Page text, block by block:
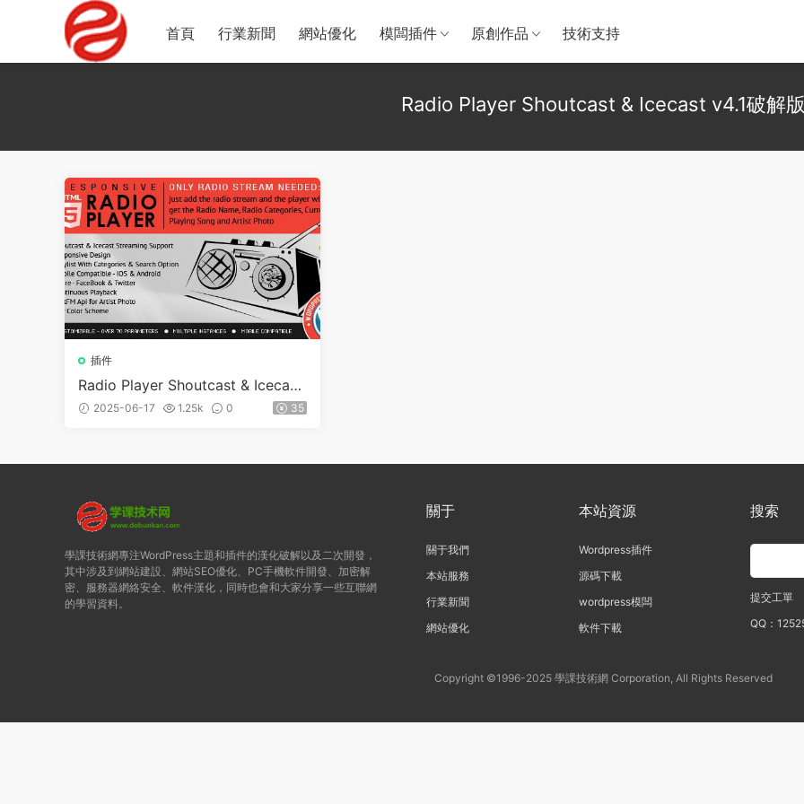
首頁 行業新聞 網站優化 模闆插件 原創作品 技術支持
Radio Player Shoutcast & Icecast v4.1破解版
插件
Radio Player Shoutcast & Icecast
v4.4.8無限制版
2025-06-17 1.25k 0 35
學課技術網專注WordPress主題和插件的漢化破解以及二次開發，
其中涉及到網站建設、網站SEO優化、PC手機軟件開發、加密解
密、服務器網絡安全、軟件漢化，同時也會和大家分享一些互聯網
的學習資料。
關于
關于我們
本站服務
行業新聞
網站優化
本站資源
Wordpress插件
源碼下載
wordpress模闆
軟件下載
搜索
提交工單
QQ：
Copyright ©1996-2025 學課技術網 Corporation, All Rights Reserved